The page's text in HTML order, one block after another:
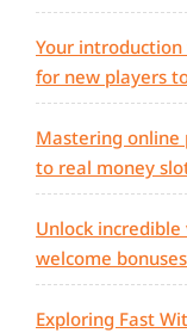
Your
for new players
Mastering online
to real money
Unlock incredible
welcome
Exploring Fast